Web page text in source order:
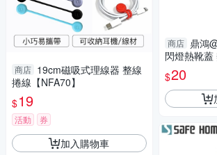
商店 19cm磁吸式理線器 整線
捲線【NFA70】
$19
活動 券
加入購物車
商店 鼎鴻
閃燈熱靴蓋
閃燈 閃光
$20